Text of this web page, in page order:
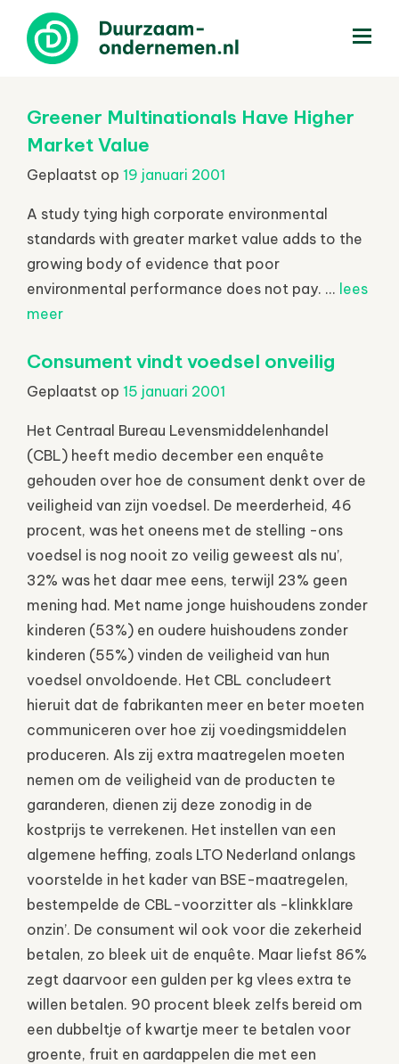
Greener Multinationals Have Higher
Market Value
Geplaatst op 19 januari 2001
A study tying high corporate environmental
standards with greater market value adds to the
growing body of evidence that poor
environmental performance does not pay. ... lees
meer
Consument vindt voedsel onveilig
Geplaatst op 15 januari 2001
Het Centraal Bureau Levensmiddelenhandel
(CBL) heeft medio december een enquête
gehouden over hoe de consument denkt over de
veiligheid van zijn voedsel. De meerderheid, 46
procent, was het oneens met de stelling -ons
voedsel is nog nooit zo veilig geweest als nu’,
32% was het daar mee eens, terwijl 23% geen
mening had. Met name jonge huishoudens zonder
kinderen (53%) en oudere huishoudens zonder
kinderen (55%) vinden de veiligheid van hun
voedsel onvoldoende. Het CBL concludeert
hieruit dat de fabrikanten meer en beter moeten
communiceren over hoe zij voedingsmiddelen
produceren. Als zij extra maatregelen moeten
nemen om de veiligheid van de producten te
garanderen, dienen zij deze zonodig in de
kostprijs te verrekenen. Het instellen van een
algemene heffing, zoals LTO Nederland onlangs
voorstelde in het kader van BSE-maatregelen,
bestempelde de CBL-voorzitter als -klinkklare
onzin’. De consument wil ook voor die zekerheid
betalen, zo bleek uit de enquête. Maar liefst 86%
zegt daarvoor een gulden per kg vlees extra te
willen betalen. 90 procent bleek zelfs bereid om
een dubbeltje of kwartje meer te betalen voor
groente, fruit en aardappelen die met een